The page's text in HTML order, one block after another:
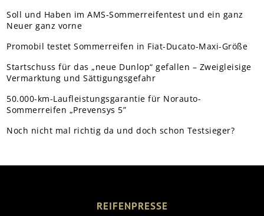
Soll und Haben im AMS-Sommerreifentest und ein ganz
Neuer ganz vorne
Promobil testet Sommerreifen in Fiat-Ducato-Maxi-Größe
Startschuss für das „neue Dunlop“ gefallen – Zweigleisige
Vermarktung und Sättigungsgefahr
50.000-km-Laufleistungsgarantie für Norauto-
Sommerreifen „Prevensys 5”
Noch nicht mal richtig da und doch schon Testsieger?
REIFENPRESSE